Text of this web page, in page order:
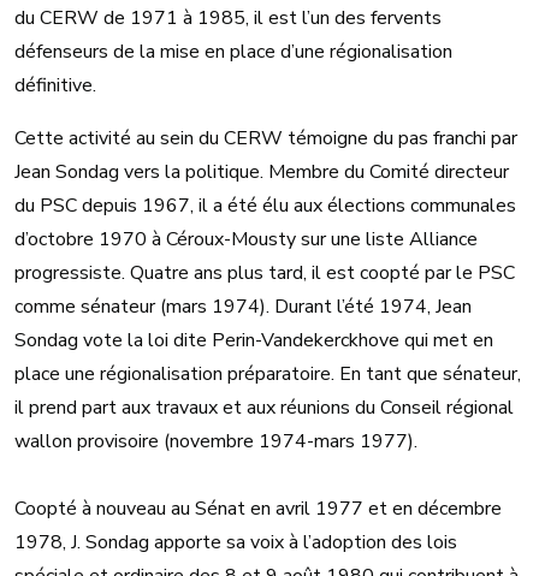
du CERW de 1971 à 1985, il est l’un des fervents
défenseurs de la mise en place d’une régionalisation
définitive.
Cette activité au sein du CERW témoigne du pas franchi par
Jean Sondag vers la politique. Membre du Comité directeur
du PSC depuis 1967, il a été élu aux élections communales
d’octobre 1970 à Céroux-Mousty sur une liste Alliance
progressiste. Quatre ans plus tard, il est coopté par le PSC
comme sénateur (mars 1974). Durant l’été 1974, Jean
Sondag vote la loi dite Perin-Vandekerckhove qui met en
place une régionalisation préparatoire. En tant que sénateur,
il prend part aux travaux et aux réunions du Conseil régional
wallon provisoire (novembre 1974-mars 1977).
Coopté à nouveau au Sénat en avril 1977 et en décembre
1978, J. Sondag apporte sa voix à l’adoption des lois